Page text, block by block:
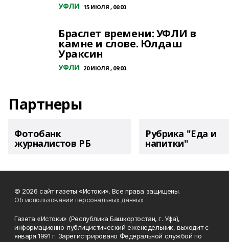
УФЛИ 15 ИЮЛЯ , 06:00
Браслет времени: УФЛИ в
камне и слове. Юлдаш
Ураксин
УФЛИ 20 ИЮЛЯ , 09:00
Партнеры
Фотобанк
журналистов РБ
Рубрика "Еда и
напитки"
© 2026 сайт газеты «Истоки». Все права защищены.
Об использовании персональных данных
Газета «Истоки» (Республика Башкортостан, г. Уфа),
информационно-публицистический еженедельник, выходит с
января 1991 г. Зарегистрировано Федеральной службой по